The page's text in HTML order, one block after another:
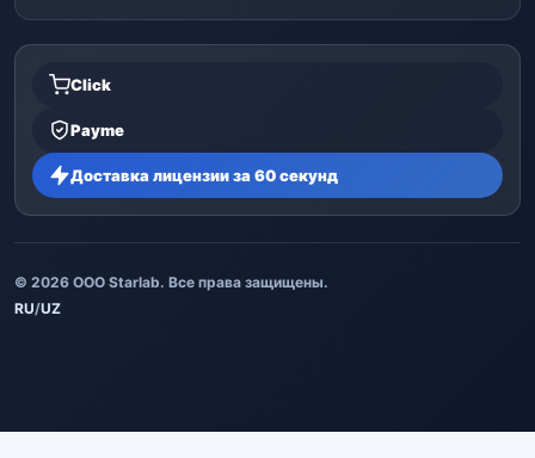
Click
Payme
Доставка лицензии за 60 секунд
© 2026 ООО Starlab. Все права защищены.
RU/UZ